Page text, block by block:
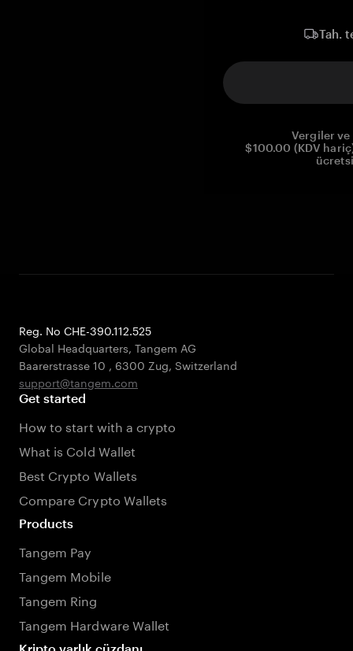
Tah.
Vergiler
$100.00 (KDV
Reg. No CHE-390.112.525
Global Headquarters, Tangem AG
Baarerstrasse 10 , 6300 Zug, Switzerland
support@tangem.com
Get started
How to start with a crypto
What is Cold Wallet
Best Crypto Wallets
Compare Crypto Wallets
Products
Tangem Pay
Tangem Mobile
Tangem Ring
Tangem Hardware Wallet